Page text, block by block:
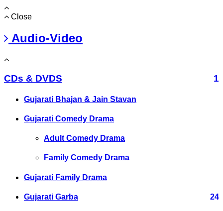
Close
Audio-Video
CDs & DVDS 1
Gujarati Bhajan & Jain Stavan
Gujarati Comedy Drama
Adult Comedy Drama
Family Comedy Drama
Gujarati Family Drama
Gujarati Garba 24